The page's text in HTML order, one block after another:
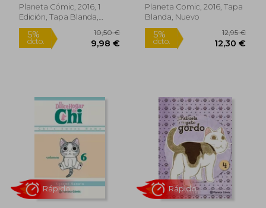
Planeta Cómic, 2016, 1
Edición, Tapa Blanda,
Nuevo
Rápido
Planeta Comic, 2016, Tapa
Blanda, Nuevo
Rápido